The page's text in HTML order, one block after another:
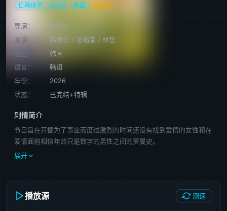
日韩综艺 2026 韩国 6.8
导演：
朴振宇
主演：
韩惠珍 / 张祐荣 / 林哲
韩国
语言：
韩语
年份：
2026
状态：
已完结+特辑
剧情简介
节目旨在开掘为了事业而度过激烈的时间还没有找到爱情的女性和在
爱情面前相信年龄只是数字的男性之间的罗曼史。
展开
播放源 测速